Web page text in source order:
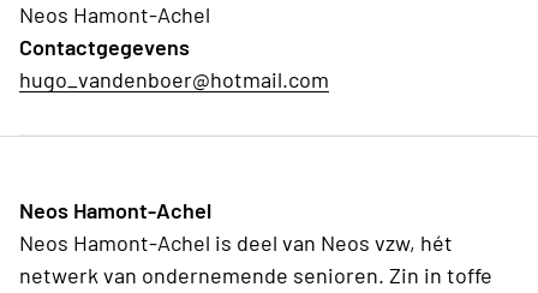
Neos Hamont-Achel
Contactgegevens
hugo_vandenboer@hotmail.com
Neos Hamont-Achel
Neos Hamont-Achel is deel van Neos vzw, hét
netwerk van ondernemende senioren. Zin in toffe